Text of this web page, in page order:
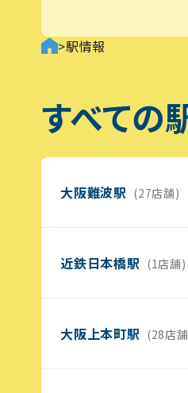
>駅情報
すべての
大阪難波駅 (27店舗)
近鉄日本橋駅 (1店舗)
大阪上本町駅 (28店